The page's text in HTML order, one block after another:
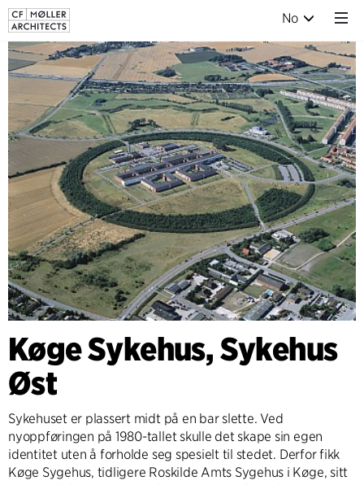
No
Køge Sykehus, Sykehus
Øst
Sykehuset er plassert midt på en bar slette. Ved
nyoppføringen på 1980-tallet skulle det skape sin egen
identitet uten å forholde seg spesielt til stedet. Derfor fikk
Køge Sygehus, tidligere Roskilde Amts Sygehus i Køge, sitt